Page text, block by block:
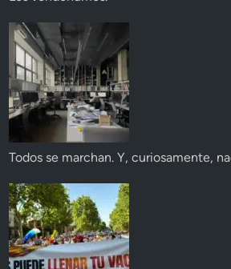
Todos se marchan. Y, curiosamente,